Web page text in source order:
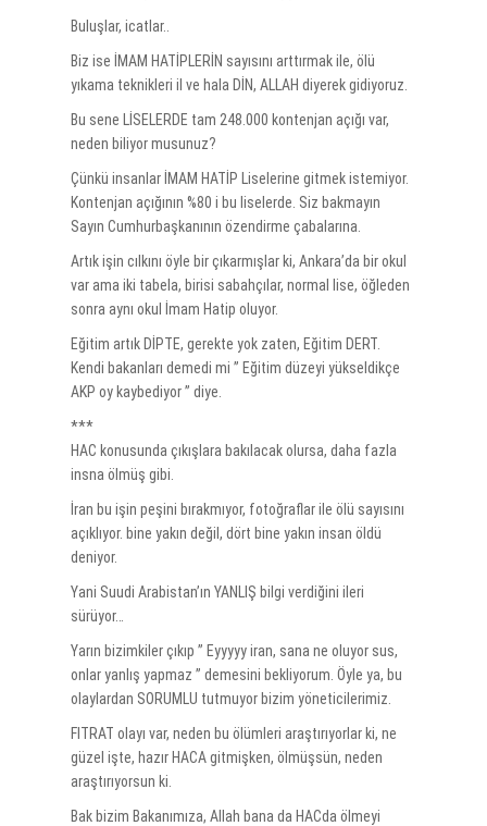
Buluşlar, icatlar..
Biz ise İMAM HATİPLERİN sayısını arttırmak ile, ölü
yıkama teknikleri il ve hala DİN, ALLAH diyerek gidiyoruz.
Bu sene LİSELERDE tam 248.000 kontenjan açığı var,
neden biliyor musunuz?
Çünkü insanlar İMAM HATİP Liselerine gitmek istemiyor.
Kontenjan açığının %80 i bu liselerde. Siz bakmayın
Sayın Cumhurbaşkanının özendirme çabalarına.
Artık işin cılkını öyle bir çıkarmışlar ki, Ankara’da bir okul
var ama iki tabela, birisi sabahçılar, normal lise, öğleden
sonra aynı okul İmam Hatip oluyor.
Eğitim artık DİPTE, gerekte yok zaten, Eğitim DERT.
Kendi bakanları demedi mi ” Eğitim düzeyi yükseldikçe
AKP oy kaybediyor ” diye.
***
HAC konusunda çıkışlara bakılacak olursa, daha fazla
insna ölmüş gibi.
İran bu işin peşini bırakmıyor, fotoğraflar ile ölü sayısını
açıklıyor. bine yakın değil, dört bine yakın insan öldü
deniyor.
Yani Suudi Arabistan’ın YANLIŞ bilgi verdiğini ileri
sürüyor…
Yarın bizimkiler çıkıp ” Eyyyyy iran, sana ne oluyor sus,
onlar yanlış yapmaz ” demesini bekliyorum. Öyle ya, bu
olaylardan SORUMLU tutmuyor bizim yöneticilerimiz.
FITRAT olayı var, neden bu ölümleri araştırıyorlar ki, ne
güzel işte, hazır HACA gitmişken, ölmüşsün, neden
araştırıyorsun ki.
Bak bizim Bakanımıza, Allah bana da HACda ölmeyi